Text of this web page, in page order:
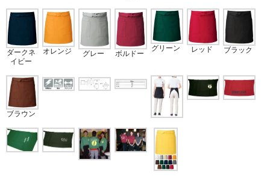
ダークネ
イビー
オレンジ グレー ボルドー
グリーン レッド ブラック
ブラウン